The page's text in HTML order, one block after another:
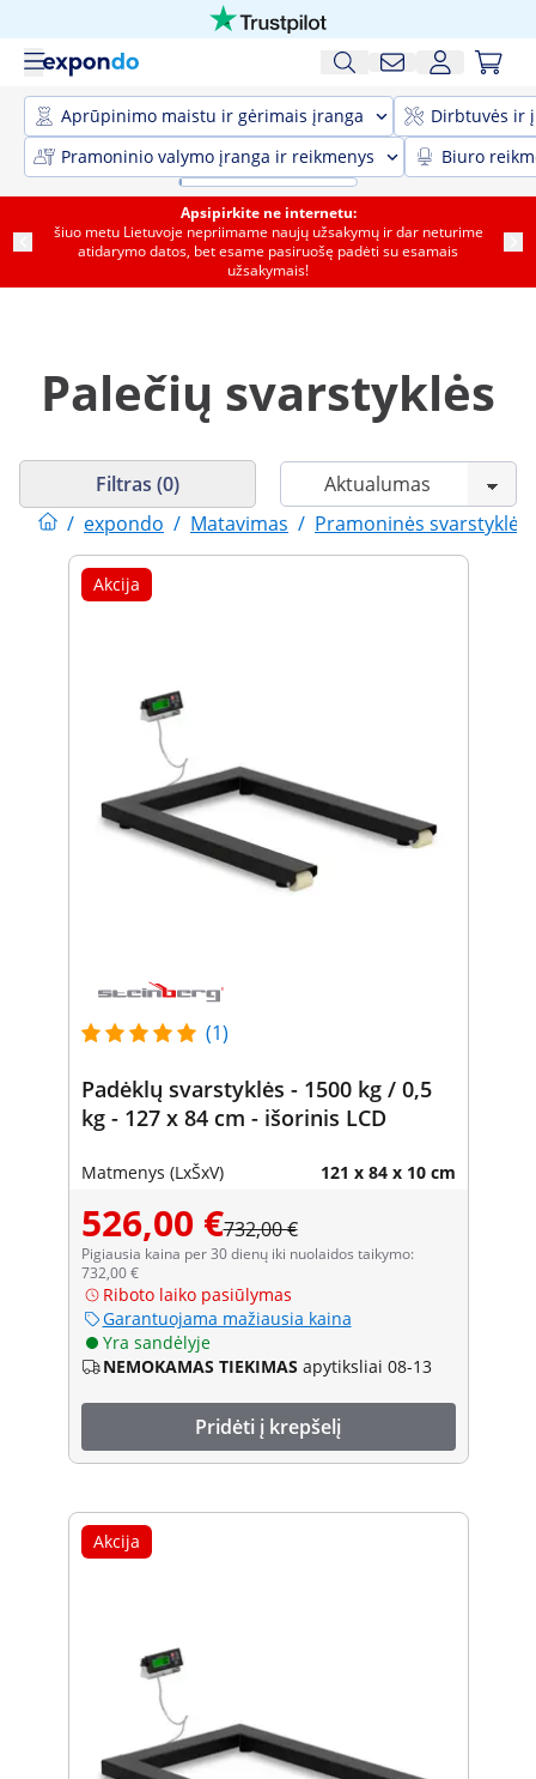
Aprūpinimo maistu ir gėrimais įranga
Dirbtuvės ir
Pramoninio valymo įranga ir reikmenys
Biuro
Apsipirkite ne internetu:
šiuo metu Lietuvoje nepriimame naujų užsakymų ir dar neturime
atidarymo datos, bet esame pasiruošę padėti su esamais
užsakymais!
Palečių svarstyklės
/ expondo / Matavimas / Pramoninės svarstyklės
Filtras (0)
Akcija
(1)
Padėklų svarstyklės - 1500 kg / 0,5
kg - 127 x 84 cm - išorinis LCD
Matmenys (LxŠxV) 121 x 84 x 10 cm
526,00 €732,00 €
Pigiausia kaina per 30 dienų iki nuolaidos taikymo:
732,00 €
Riboto laiko pasiūlymas
Garantuojama mažiausia kaina
Yra sandėlyje
NEMOKAMAS TIEKIMAS apytiksliai 08-13
Pridėti į krepšelį
Akcija